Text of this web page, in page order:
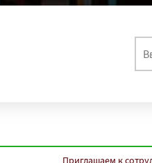
Приглашаем к